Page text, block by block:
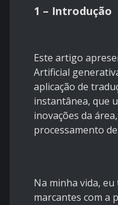
1 – Introdução
Este artigo
Artificial
aplicação de
instantânea, que
inovações da
processamento
Na minha vida,
marcantes com a